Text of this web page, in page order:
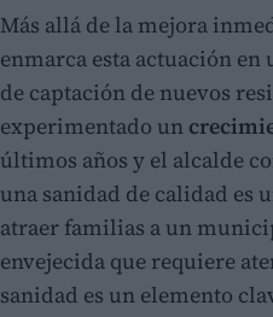
Más allá de la mejora
enmarca esta actuación
de captación de nuevos
experimentado un
últimos años y el alcalde
una sanidad de calidad es
atraer familias a un
envejecida que requiere
sanidad es un elemento